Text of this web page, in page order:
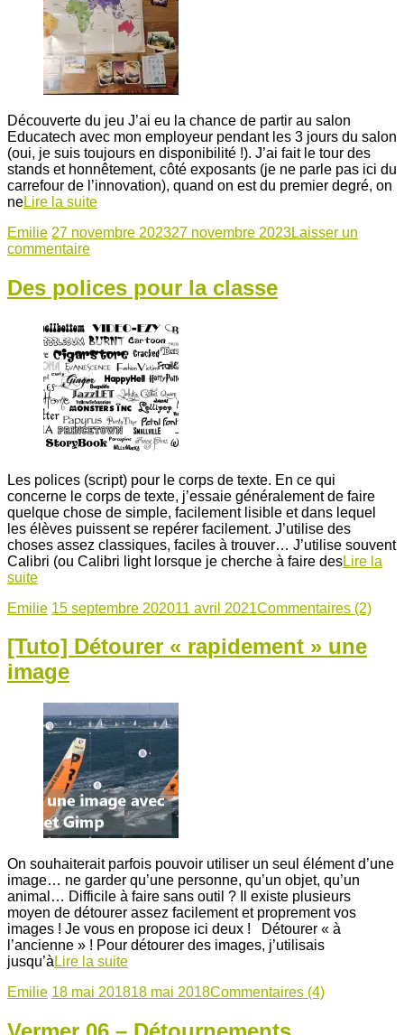
Découverte du jeu J’ai eu la chance de partir au salon
Educatech avec mon employeur pendant les 3 jours du salon
(oui, je suis toujours en disponibilité !). J’ai fait le tour des
stands et honnêtement, côté exposants (je ne parle pas ici du
carrefour de l’innovation), quand on est du premier degré, on
neLire la suite
Emilie 27 novembre 202327 novembre 2023Laisser un
commentaire
Des polices pour la classe
Les polices (script) pour le corps de texte. En ce qui
concerne le corps de texte, j’essaie généralement de faire
quelque chose de simple, facilement lisible et dans lequel
les élèves puissent se repérer facilement. J’utilise des
choses assez classiques, faciles à trouver… J’utilise souvent
Calibri (ou Calibri light lorsque je cherche à faire desLire la
suite
Emilie 15 septembre 202011 avril 2021Commentaires (2)
[Tuto] Détourer « rapidement » une
image
On souhaiterait parfois pouvoir utiliser un seul élément d’une
image… ne garder qu’une personne, qu’un objet, qu’un
animal… Difficile à faire sans outil ? Il existe plusieurs
moyen de détourer assez facilement et proprement vos
images ! Je vous en propose ici deux ! Détourer « à
l’ancienne » ! Pour détourer des images, j’utilisais
jusqu’à Lire la suite
Emilie 18 mai 201818 mai 2018Commentaires (4)